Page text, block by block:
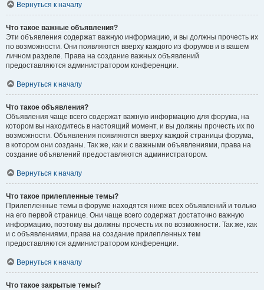
Вернуться к началу
Что такое важные объявления?
Эти объявления содержат важную информацию, и вы должны прочесть их
по возможности. Они появляются вверху каждого из форумов и в вашем
личном разделе. Права на создание важных объявлений
предоставляются администратором конференции.
Вернуться к началу
Что такое объявления?
Объявления чаще всего содержат важную информацию для форума, на
котором вы находитесь в настоящий момент, и вы должны прочесть их по
возможности. Объявления появляются вверху каждой страницы форума,
в котором они созданы. Так же, как и с важными объявлениями, права на
создание объявлений предоставляются администратором.
Вернуться к началу
Что такое прилепленные темы?
Прилепленные темы в форуме находятся ниже всех объявлений и только
на его первой странице. Они чаще всего содержат достаточно важную
информацию, поэтому вы должны прочесть их по возможности. Так же, как
и с объявлениями, права на создание прилепленных тем
предоставляются администратором конференции.
Вернуться к началу
Что такое закрытые темы?